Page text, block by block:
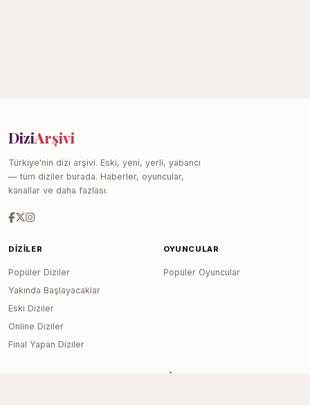
DiziArşivi
Türkiye'nin dizi arşivi. Eski, yeni, yerli, yabancı
— tüm diziler burada. Haberler, oyuncular,
kanallar ve daha fazlası.
DIZILER
Popüler Diziler
Yakında Başlayacaklar
Eski Diziler
Online Diziler
Final Yapan Diziler
OYUNCULAR
Popüler Oyuncular
SITE